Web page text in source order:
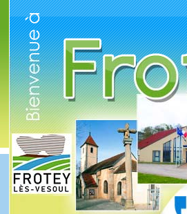
Cookies management panel